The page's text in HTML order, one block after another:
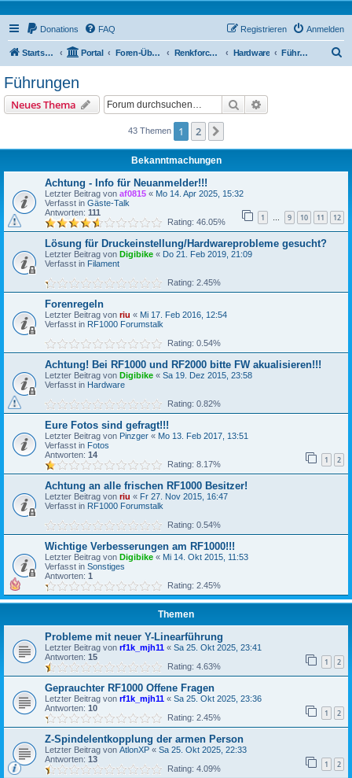
Donations FAQ Anmelden
Registrieren
Startseite Portal Foren-Übersicht Renkforce RF1000 Forum Hardware Führungen
Führungen
Neues Thema Suche
43 Themen 1 2
Bekanntmachungen
Achtung - Info für Neuanmelder!!!
Letzter Beitrag von af0815 « Mo 14. Apr 2025, 15:32
Verfasst in Gäste-Talk
Antworten: 111 1 … 9 10 11 12
Rating: 46.05%
Lösung für Druckeinstellung/Hardwareprobleme gesucht?
Letzter Beitrag von Digibike « Do 21. Feb 2019, 21:09
Verfasst in Filament
Rating: 2.45%
Forenregeln
Letzter Beitrag von riu « Mi 17. Feb 2016, 12:54
Verfasst in RF1000 Forumstalk
Rating: 0.54%
Achtung! Bei RF1000 und RF2000 bitte FW akualisieren!!!
Letzter Beitrag von Digibike « Sa 19. Dez 2015, 23:58
Verfasst in Hardware
Rating: 0.82%
Eure Fotos sind gefragt!!!
Letzter Beitrag von Pinzger « Mo 13. Feb 2017, 13:51
Verfasst in Fotos
Antworten: 14 1 2
Rating: 8.17%
Achtung an alle frischen RF1000 Besitzer!
Letzter Beitrag von riu « Fr 27. Nov 2015, 16:47
Verfasst in RF1000 Forumstalk
Rating: 0.54%
Wichtige Verbesserungen am RF1000!!!
Letzter Beitrag von Digibike « Mi 14. Okt 2015, 11:53
Verfasst in Sonstiges
Antworten: 1
Rating: 2.45%
Themen
Probleme mit neuer Y-Linearführung
Letzter Beitrag von rf1k_mjh11 « Sa 25. Okt 2025, 23:41
Antworten: 15 1 2
Rating: 4.63%
Geprauchter RF1000 Offene Fragen
Letzter Beitrag von rf1k_mjh11 « Sa 25. Okt 2025, 23:36
Antworten: 10 1 2
Rating: 2.45%
Z-Spindelentkopplung der armen Person
Letzter Beitrag von AtlonXP « Sa 25. Okt 2025, 22:33
Antworten: 13 1 2
Rating: 4.09%